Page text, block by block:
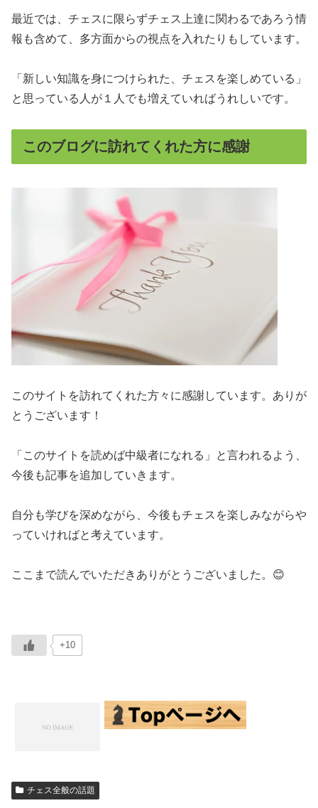
最近では、チェスに限らずチェス上達に関わるであろう情
報も含めて、多方面からの視点を入れたりもしています。
「新しい知識を身につけられた、チェスを楽しめている」
と思っている人が１人でも増えていればうれしいです。
このブログに訪れてくれた方に感謝
このサイトを訪れてくれた方々に感謝しています。ありが
とうございます！
「このサイトを読めば中級者になれる」と言われるよう、
今後も記事を追加していきます。
自分も学びを深めながら、今後もチェスを楽しみながらや
っていければと考えています。
ここまで読んでいただきありがとうございました。😊
+10
チェス全般の話題